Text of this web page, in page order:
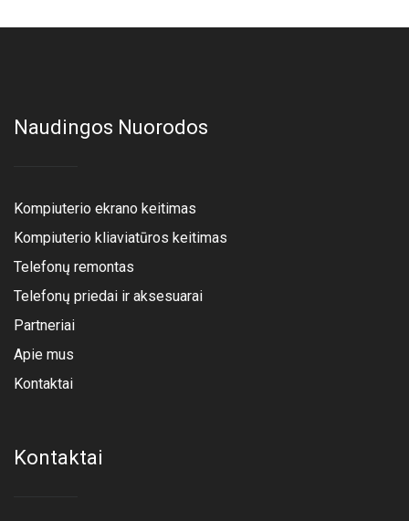
Naudingos Nuorodos
Kompiuterio ekrano keitimas
Kompiuterio kliaviatūros keitimas
Telefonų remontas
Telefonų priedai ir aksesuarai
Partneriai
Apie mus
Kontaktai
Kontaktai